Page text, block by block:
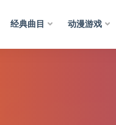
经典曲目 动漫游戏